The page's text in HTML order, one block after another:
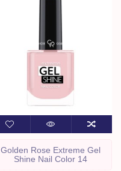
Golden Rose Extreme Gel
Shine Nail Color 14